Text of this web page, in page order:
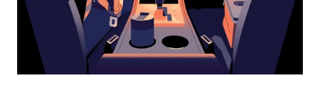
fermer
calendrier.